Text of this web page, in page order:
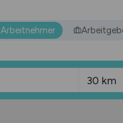
Arbeitnehmer